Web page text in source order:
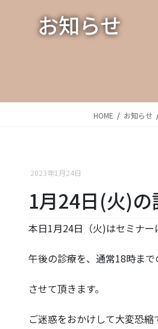
お知らせ
HOME お知らせ
2023年1月24日
1月24日(火)
本日1月24日（火)はセミナー
午後の診療を、通常18時まで
させて頂きます。
ご迷惑をおかけして大変恐縮